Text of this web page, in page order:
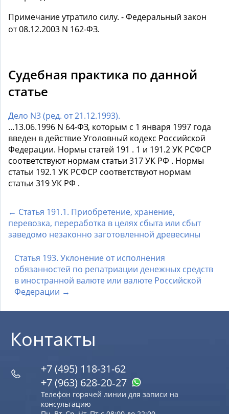
Примечание утратило силу. - Федеральный закон
от 08.12.2003 N 162-ФЗ.
Судебная практика по данной
статье
Дело N3 (ред. от 21.12.1993).
...13.06.1996 N 64-ФЗ, которым с 1 января 1997 года
введен в действие Уголовный кодекс Российской
Федерации. Нормы статей 191 . 1 и 191.2 УК РСФСР
соответствуют нормам статьи 317 УК РФ . Нормы
статьи 192.1 УК РСФСР соответствуют нормам
статьи 319 УК РФ .
← Статья 191.1. Приобретение, хранение,
перевозка, переработка в целях сбыта или сбыт
заведомо незаконно заготовленной древесины
Статья 193. Уклонение от исполнения
обязанностей по репатриации денежных средств
в иностранной валюте или валюте Российской
Федерации →
Контакты
+7 (495) 118-31-62
+7 (963) 628‑20‑27
Телефон горячей линии для записи на
консультацию